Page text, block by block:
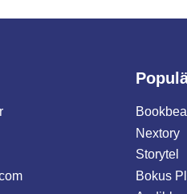
Nextory
Storytel
Bokus